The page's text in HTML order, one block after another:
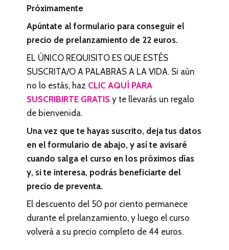
Próximamente
Apúntate al formulario para conseguir el
precio de prelanzamiento de 22 euros.
EL ÚNICO REQUISITO ES QUE ESTÉS
SUSCRITA/O A PALABRAS A LA VIDA. Si aún
no lo estás, haz CLIC AQUÍ PARA
SUSCRIBIRTE GRATIS y te llevarás un regalo
de bienvenida.
Una vez que te hayas suscrito, deja tus datos
en el formulario de abajo, y así te avisaré
cuando salga el curso en los próximos días
y, si te interesa, podrás beneficiarte del
precio de preventa.
El descuento del 50 por ciento permanece
durante el prelanzamiento, y luego el curso
volverá a su precio completo de 44 euros.